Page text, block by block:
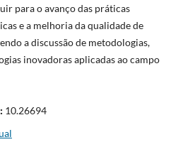
para o avanço das práticas
e a melhoria da qualidade de
a discussão de metodologias,
inovadoras aplicadas ao campo
10.26694